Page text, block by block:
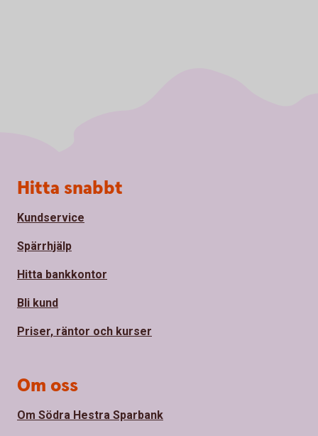
Sidfot
Hitta snabbt
Kundservice
Spärrhjälp
Hitta bankkontor
Bli kund
Priser, räntor och kurser
Om oss
Om Södra Hestra Sparbank